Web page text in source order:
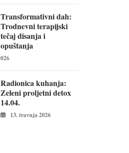
Transformativni dah:
Trodnevni terapijski
tečaj disanja i
opuštanja
Radionica kuhanja:
Zeleni proljetni detox
14.04.
13. travnja 2026